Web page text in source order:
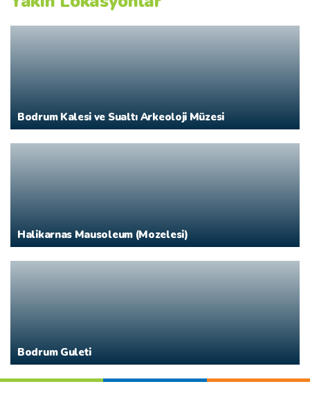
Bodrum Kalesi ve Sualtı Arkeoloji Müzesi
Halikarnas Mausoleum (Mozelesi)
Bodrum Guleti